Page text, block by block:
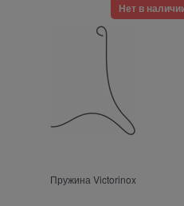
Пружина Victorinox
Нет в